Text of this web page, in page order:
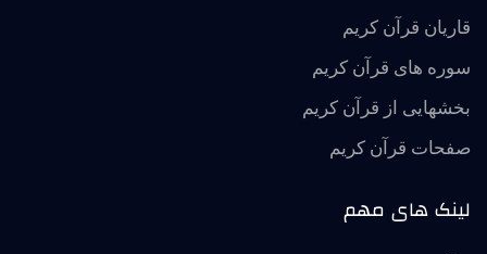
قاریان قرآن کریم
سوره های قرآن کریم
بخشهایی از قرآن کریم
صفحات قرآن کریم
لینک های مهم